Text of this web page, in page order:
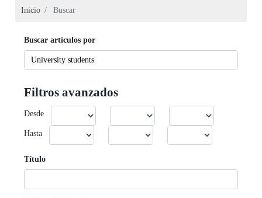
Inicio Buscar
Buscar artículos por
Filtros avanzados
Desde
Hasta
Título